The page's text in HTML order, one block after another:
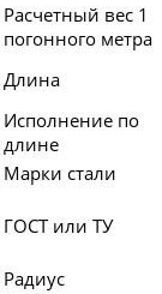
Расчетный вес 1
погонного метра
Длина
Исполнение по
длине
Марки стали
ГОСТ или ТУ
Радиус